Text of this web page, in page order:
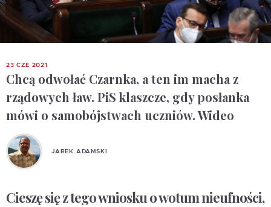
23 CZE 2021
Chcą odwołać Czarnka, a ten im macha z
rządowych ław. PiS klaszcze, gdy posłanka
mówi o samobójstwach uczniów. Wideo
JAREK ADAMSKI
Cieszę się z tego wniosku o wotum nieufności,